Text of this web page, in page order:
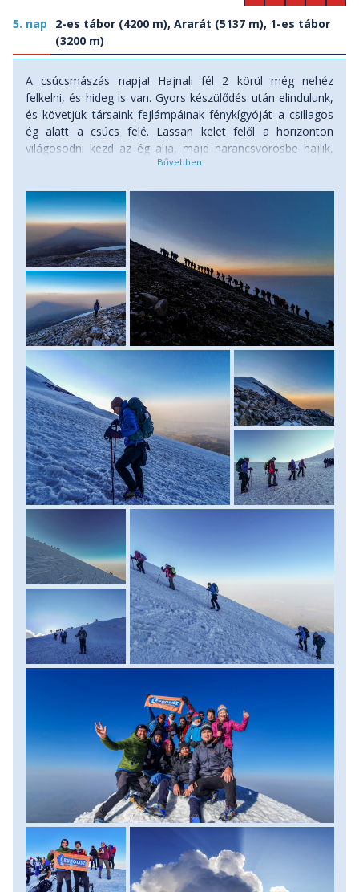
5. nap
2-es tábor (4200 m), Ararát (5137 m), 1-es tábor
(3200 m)
A csúcsmászás napja! Hajnali fél 2 körül még nehéz
felkelni, és hideg is van. Gyors készülődés után elindulunk,
és követjük társaink fejlámpáinak fénykígyóját a csillagos
ég alatt a csúcs felé. Lassan kelet felől a horizonton
világosodni kezd az ég alja, majd narancsvörösbe hajlik,
végül alattunk a mélyben eltűnnek Dogubeyazit utcai
Nap, és az Ararát hosszú, kúp alakú árnyékot vett az
alattunk elterülő hullámzó tájra. A hosszú, törmelékes
kapaszkodó után végre elérjük a csúcs hósapkájának
szélét. Felcsatoljuk hágóvasainkat, és újra nekivágunk az
egyre lankásabbá váló útnak. És egyszer csak feltűnik
előttünk a hósapka keleti peremén a legmagasabb pont, a
csúcs! Már csak egy hosszú negyedóra van hátra, és
egyszer csak nincs tovább. Ott állunk 5137 méteren, a
legendák hegyének tetején, a Világ tetején, ahol Noé is
megfeneklett. A szél arcunkba fúj, alattunk Jereván, Irán és
az Örmény-felföld innen csak domboknak tűnő
háromezres hegyei hullámzanak a felkelő Nap sugaraiban…
Ámulunk… Kis pihenő, csúcsfotó és csúcscsoki után
elindulunk lefelé. A 3200 méteres táborba sátrainkhoz
előreláthatólag délután 3-4 óra körül érünk vissza.
Pihenjünk, megérdemeljük! Menetidő: 8-10 óra,
szintkülönbség: 937 méter fel/ 1937 méter le. Szállás: 2
személyes, magashegyi sátrakban. Ellátás: reggeli, ebéd,
vacsora.